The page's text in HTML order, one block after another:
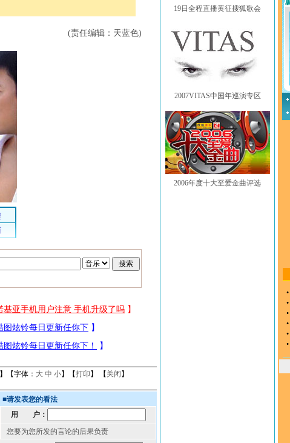
(责任编辑：天蓝色)
】【字体： 大 中 小】【打印 】 【 关闭 】
■请发表您的看法
用 户：
您要为您所发的言论的后果负责
19日全程直播黄征搜狐歌会
2007VITAS中国年巡演专区
2006年度十大至爱金曲评选
•
•
•
•
•
•